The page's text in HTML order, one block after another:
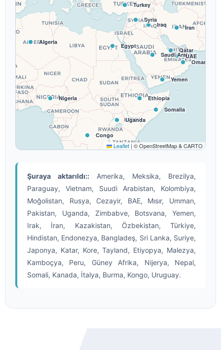
Turkey
Saudi Arabia
UAE
Oman
Yemen
Iraq Iran
Qatar
Syria
Algeria
Egypt
Uganda
Zimbabwe
Botswana
Ethiopia
South Africa
Nigeria
Somalia
Congo
Leaflet |© OpenStreetMap & CARTO
Şuraya aktarıldı:: Amerika, Meksika, Brezilya,
Paraguay, Vietnam, Suudi Arabistan, Kolombiya,
Moğolistan, Rusya, Cezayir, BAE, Mısır, Umman,
Pakistan, Uganda, Zimbabve, Botsvana, Yemen,
Irak, İran, Kazakistan, Özbekistan, Türkiye,
Hindistan, Endonezya, Bangladeş, Sri Lanka, Suriye,
Japonya, Katar, Kore, Tayland, Etiyopya, Malezya,
Kamboçya, Peru, Güney Afrika, Nijerya, Nepal,
Somali, Kanada, İtalya, Burma, Kongo, Uruguay.